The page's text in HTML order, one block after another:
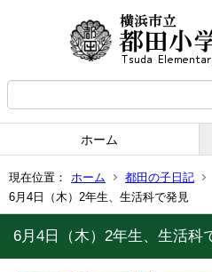
ホーム
現在位置： ホーム 都田の子日記
6月4日（木）2年生、生活科で発見
6月4日（木）2年生、生活科